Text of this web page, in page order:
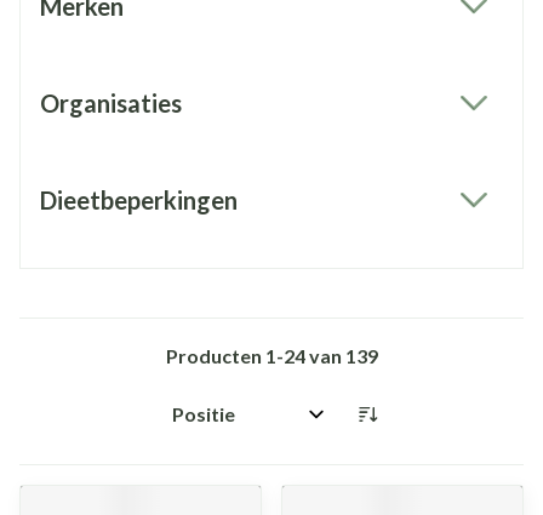
Merken
Organisaties
Dieetbeperkingen
Producten 1-24van 139
Sorteer op: